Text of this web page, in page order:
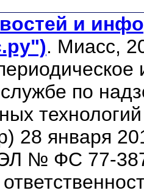
и
. Миасс,
по
28 января
ЭЛ № ФС 77-